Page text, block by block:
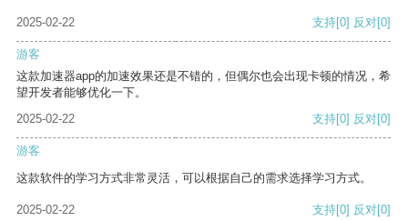
2025-02-22 支持[0] 反对[0]
游客
这款加速器app的加速效果还是不错的，但偶尔也会出现卡顿的情况，希
望开发者能够优化一下。
2025-02-22
支持[0] 反对[0]
游客
这款软件的学习方式非常灵活，可以根据自己的需求选择学习方式。
2025-02-22 支持[0] 反对[0]